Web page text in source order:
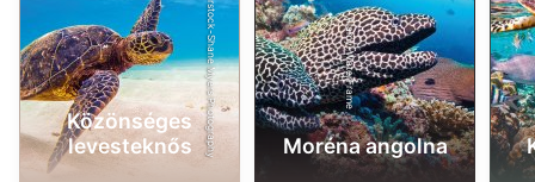
Shutterstock-Shane Myers Photography
Közönséges
levesteknős
Alamy-WaterFrame
Moréna angolna